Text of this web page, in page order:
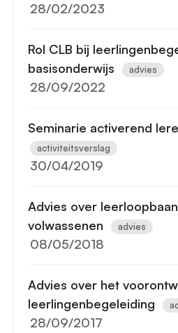
28/02/2023
Rol CLB bij
basisonderwijs
advies
28/09/2022
Seminarie activerend
activiteitsverslag
30/04/2019
Advies over
volwassenen
advies
08/05/2018
Advies over het
leerlingenbegeleiding
28/09/2017